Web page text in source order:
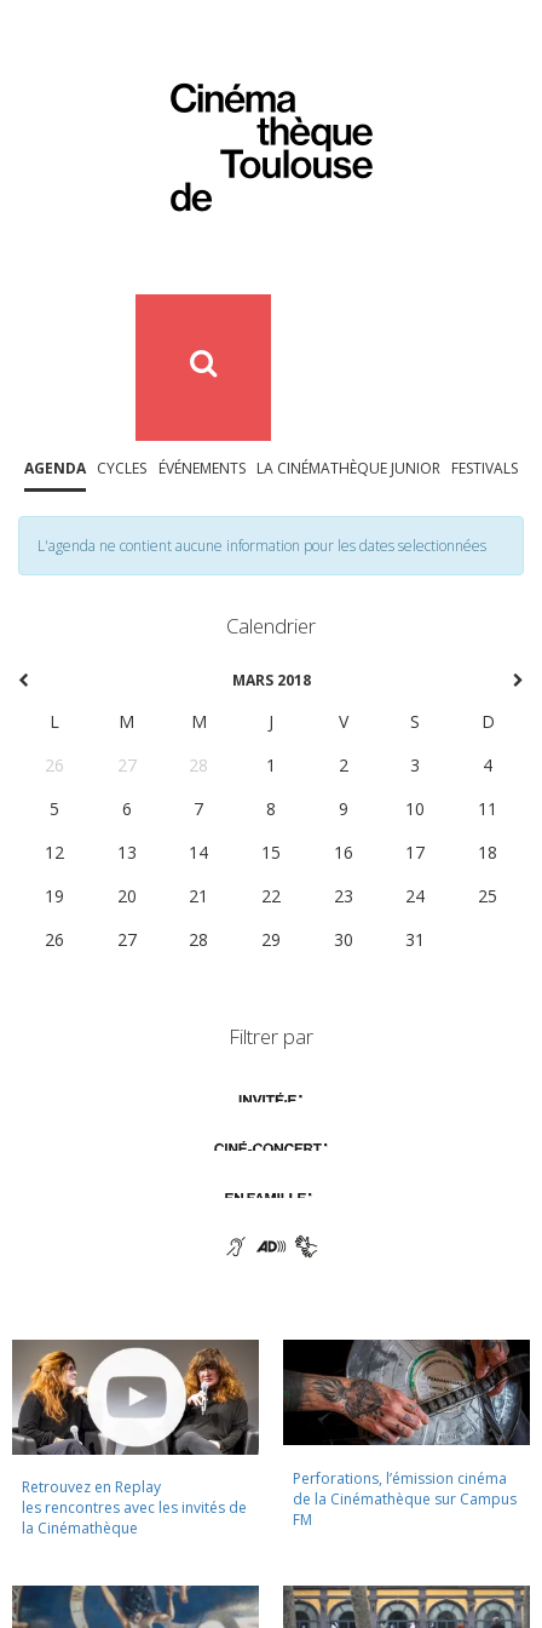
AGENDA CYCLES ÉVÉNEMENTS LA CINÉMATHÈQUE JUNIOR FESTIVALS
L'agenda ne contient aucune information pour les dates selectionnées
Calendrier
MARS 2018
L M M J V S
D
26
27 28 1 2 3
4
5
6 7 8 9 10
11
12
13 14 15 16 17
18
19
20 21 22 23 24
25
26
27 28 29 30 31
Filtrer par
Retrouvez en Replay
les rencontres avec les invités de
la Cinémathèque
Perforations, l’émission cinéma
de la Cinémathèque sur Campus
FM